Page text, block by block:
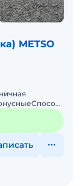
METSO
в мире и РФ